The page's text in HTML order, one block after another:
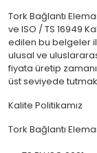
Tork Bağlantı
ve ISO / TS 16949
edilen bu belgeler
ulusal ve
fiyata üretip
üst seviyede
Kalite Politikamız
Tork Bağlantı